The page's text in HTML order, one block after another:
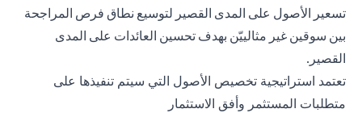
تسعير الأصول على المدى القصير لتوسيع نطاق فرص المراجحة
بين سوقين غير مثالييّن بهدف تحسين العائدات على المدى
القصير.
تعتمد استراتيجية تخصيص الأصول التي سيتم تنفيذها على
متطلبات المستثمر وأفق الاستثمار